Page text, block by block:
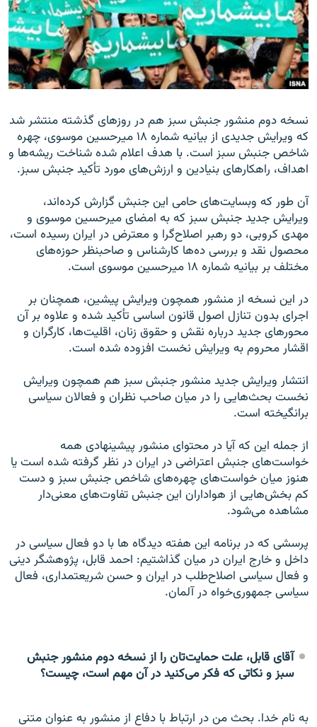
زبان‌های دیگر
نسخه دوم منشور جنبش سبز هم در روزهای گذشته منتشر شد
که ویرایش جدیدی از بیانیه شماره ۱۸ میرحسین موسوی، چهره
شاخص جنبش سبز است. با هدف اعلام شده شناخت ریشه‌ها و
اهداف، راهکارهای بنیادین و ارزش‌های مورد تأکید جنبش سبز.
آن طور که وبسایت‌های حامی این جنبش گزارش کرده‌اند،
ویرایش جدید جنبش سبز که به امضای میرحسین موسوی و
مهدی کروبی، دو رهبر اصلاح‌گرا و معترض در ایران رسیده است،
محصول نقد و بررسی ده‌ها کارشناس و صاحبنظر حوزه‌های
مختلف بر بیانیه شماره ۱۸ میرحسین موسوی است.
در این نسخه از منشور همچون ویرایش پیشین، همچنان بر
اجرای بدون تنازل اصول قانون اساسی تأکید شده و علاوه بر آن
محورهای جدید درباره نقش و حقوق زنان، اقلیت‌ها، کارگران و
اقشار محروم به ویرایش نخست افزوده شده است.
انتشار ویرایش جدید منشور جنبش سبز هم همچون ویرایش
نخست بحث‌هایی را در میان صاحب نظران و فعالان سیاسی
برانگیخته است.
از جمله این که آیا در محتوای منشور پیشینهادی همه
خواست‌های جنبش اعتراضی در ایران در نظر گرفته شده است یا
هنوز میان خواست‌های چهره‌های شاخص جنبش سبز و دست
کم بخش‌هایی از هواداران این جنبش تفاوت‌های معنی‌دار
مشاهده می‌شود.
پرسشی که در برنامه این هفته دیدگاه ها با دو فعال سیاسی در
داخل و خارج ایران در میان گذاشتیم: احمد قابل، پژوهشگر دینی
و فعال سیاسی اصلاح‌طلب در ایران و حسن شریعتمداری، فعال
سیاسی جمهوری‌خواه در آلمان.
آقای قابل، علت حمایت‌تان را از نسخه دوم منشور جنبش
سبز و نکاتی که فکر می‌کنید در آن مهم است، چیست؟
به نام خدا. بحث من در ارتباط با دفاع از منشور به عنوان متنی